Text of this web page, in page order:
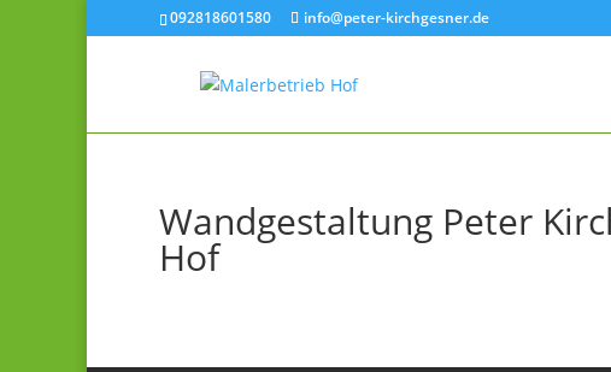
092818601580 info@peter-kirchgesner.de
Wandgestaltung Peter
Hof